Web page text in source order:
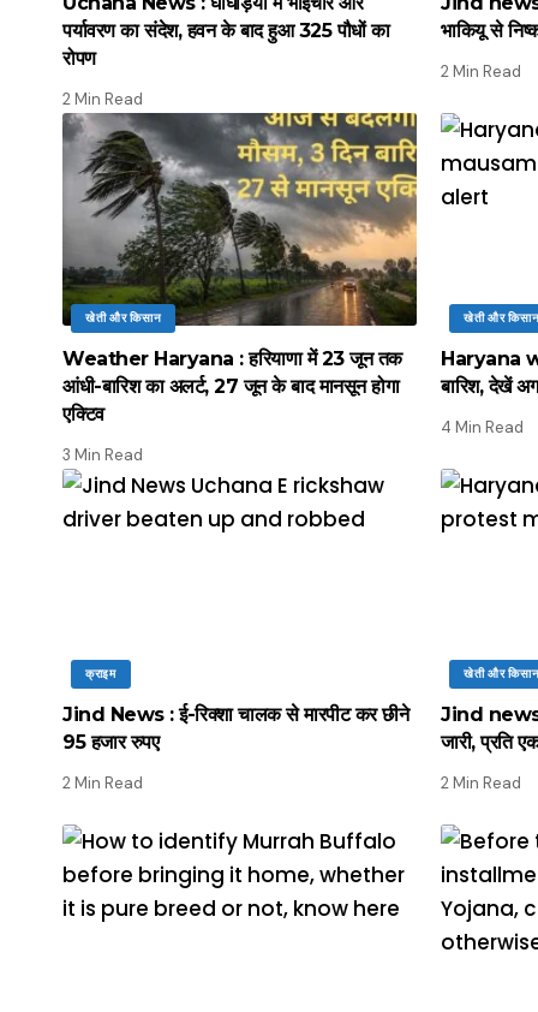
पर्यावरण का संदेश, हवन के बाद हुआ 325 पौधों का
रोपण
2 Min Read
भाकियू से
2 Min Read
खेती और किसान
Weather Haryana : हरियाणा में 23 जून तक
आंधी-बारिश का अलर्ट, 27 जून के बाद मानसून होगा
एक्टिव
3 Min Read
खेती और
Haryana
बारिश, देखें
4 Min Read
क्राइम
Jind News : ई-रिक्शा चालक से मारपीट कर छीने
95 हजार रुपए
2 Min Read
खेती और
Jind news :
जारी, प्रति
2 Min Read